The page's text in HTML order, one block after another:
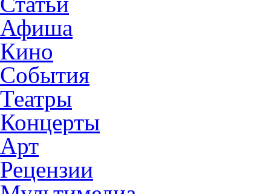
Афиша
Кино
События
Театры
Концерты
Арт
Рецензии